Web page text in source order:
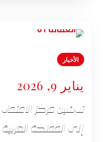
الأخبار
يناير 9, 2026
تدشين مركز
إلى المملكة